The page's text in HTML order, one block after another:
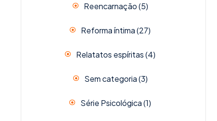
Reencarnação(5)
Reforma íntima(27)
Relatatos espíritas(4)
Sem categoria(3)
Série Psicológica(1)